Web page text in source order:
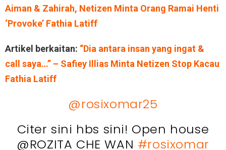
Aiman & Zahirah, Netizen Minta Orang Ramai Henti
‘Provoke’ Fathia Latiff
Artikel berkaitan: “Dia antara insan yang ingat &
call saya…” – Safiey Illias Minta Netizen Stop Kacau
Fathia Latiff
@rosixomar25
Citer sini hbs sini! Open house
@ROZITA CHE WAN #rosixomar